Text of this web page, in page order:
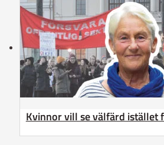
Kvinnor vill se välfärd istället